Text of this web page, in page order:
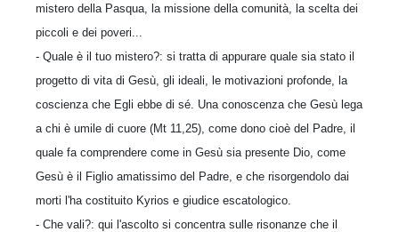
mistero della Pasqua, la missione della comunità, la scelta dei
piccoli e dei poveri...
- Quale è il tuo mistero?: si tratta di appu­rare quale sia stato il
progetto di vita di Gesù, gli ideali, le motivazioni profonde, la
coscienza che Egli ebbe di sé. Una conoscenza che Gesù lega
a chi è umile di cuore (Mt 11,25), come dono cioè del Padre, il
quale fa comprendere come in Gesù sia presente Dio, come
Gesù è il Figlio amatissimo del Padre, e che risorgendolo dai
morti l'ha costituito Kyrios e giudice esca­tologico.
- Che vali?: qui l'ascolto si concentra sulle risonanze che il